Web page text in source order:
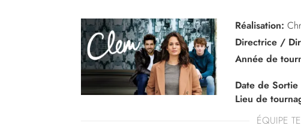
Réalisation:
Directrice /
Année de
Date de
Lieu de
ÉQUIPE